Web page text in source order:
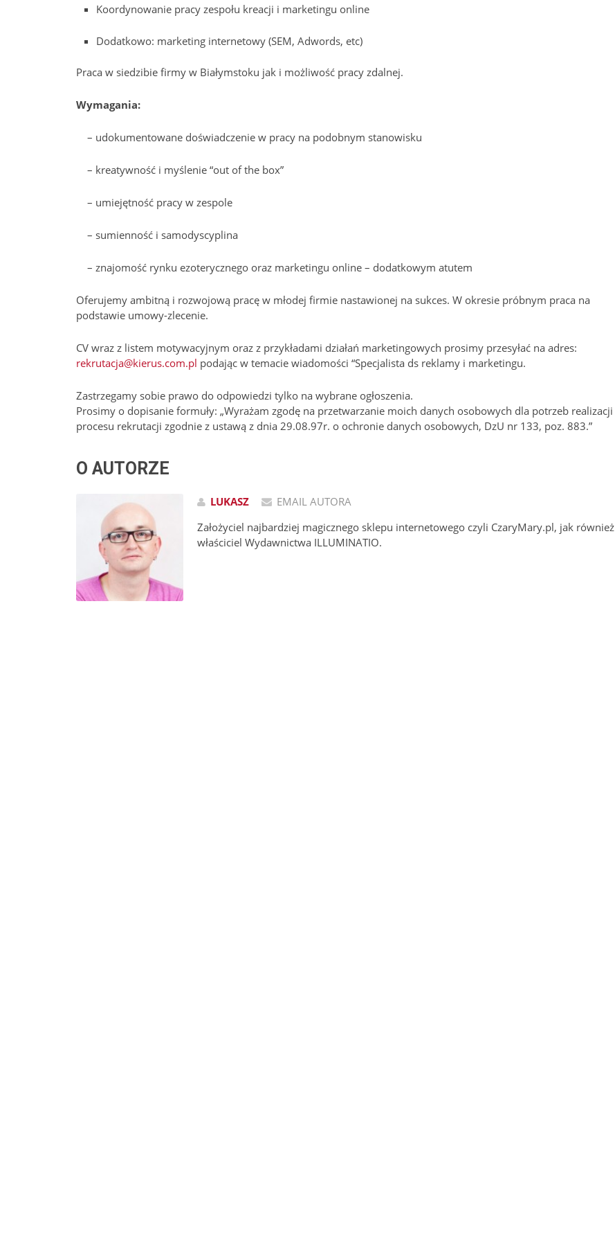
Koordynowanie pracy zespołu kreacji i marketingu online
Dodatkowo: marketing internetowy (SEM, Adwords, etc)
Praca w siedzibie firmy w Białymstoku jak i możliwość pracy zdalnej.
Wymagania:
– udokumentowane doświadczenie w pracy na podobnym stanowisku
– kreatywność i myślenie “out of the box”
– umiejętność pracy w zespole
– sumienność i samodyscyplina
– znajomość rynku ezoterycznego oraz marketingu online – dodatkowym atutem
Oferujemy ambitną i rozwojową pracę w młodej firmie nastawionej na sukces. W okresie próbnym praca na
podstawie umowy-zlecenie.
CV wraz z listem motywacyjnym oraz z przykładami działań marketingowych prosimy przesyłać na adres:
rekrutacja@kierus.com.pl podając w temacie wiadomości “Specjalista ds reklamy i marketingu.
Zastrzegamy sobie prawo do odpowiedzi tylko na wybrane ogłoszenia.
Prosimy o dopisanie formuły: „Wyrażam zgodę na przetwarzanie moich danych osobowych dla potrzeb realizacji
procesu rekrutacji zgodnie z ustawą z dnia 29.08.97r. o ochronie danych osobowych, DzU nr 133, poz. 883.”
O AUTORZE
LUKASZ
EMAIL AUTORA
Założyciel najbardziej magicznego sklepu internetowego czyli CzaryMary.pl, jak również
właściciel Wydawnictwa ILLUMINATIO.